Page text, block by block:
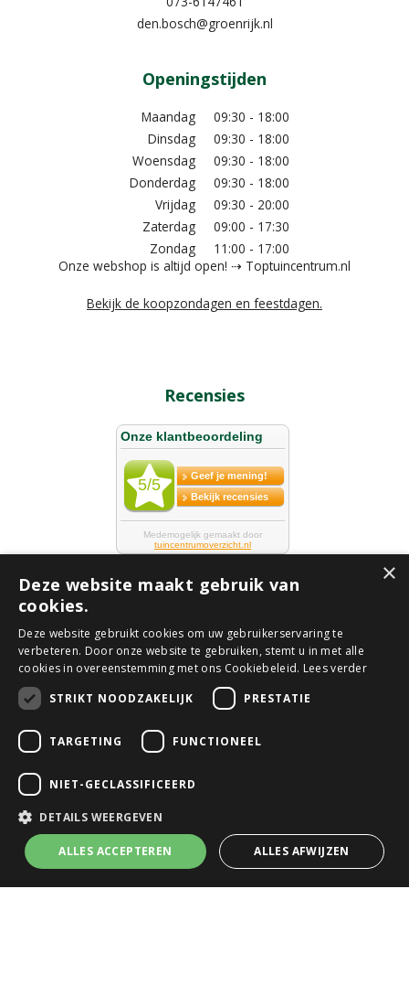
den.bosch@groenrijk.nl
Openingstijden
Maandag
09:30 - 18:00
Dinsdag
09:30 - 18:00
Woensdag
09:30 - 18:00
Donderdag
09:30 - 18:00
Vrijdag
09:30 - 20:00
Zaterdag
09:00 - 17:30
Zondag
11:00 - 17:00
Onze webshop is altijd open! ⇢ Toptuincentrum.nl
Bekijk de koopzondagen en feestdagen.
Recensies
Meer informatie
Contact
Webshop
Het team
Vacatures
Algemene voorwaarden
×
Deze website maakt gebruik van
cookies.
Deze website gebruikt cookies om uw gebruikerservaring te
verbeteren. Door onze website te gebruiken, stemt u in met alle
cookies in overeenstemming met ons Cookiebeleid. Lees verder
STRIKT NOODZAKELIJK
PRESTATIE
TARGETING FUNCTIONEEL
NIET-GECLASSIFICEERD
DETAILS WEERGEVEN
ALLES ACCEPTEREN ALLES AFWIJZEN